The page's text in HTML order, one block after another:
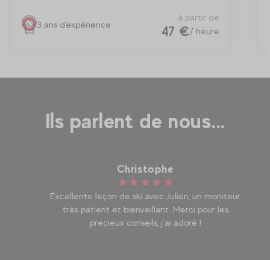
3 ans d'expérience
à partir de
47 €/ heure
Ils parlent de nous...
Christophe
Excellente leçon de ski avec Julien, un moniteur
très patient et bienveillant. Merci pour les
précieux conseils, j’ai adoré !